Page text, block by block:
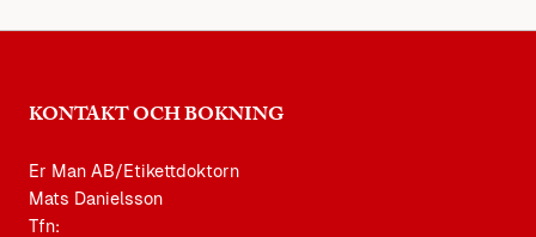
KONTAKT OCH BOKNING
Er Man AB/Etikettdoktorn
Mats Danielsson
Tfn: